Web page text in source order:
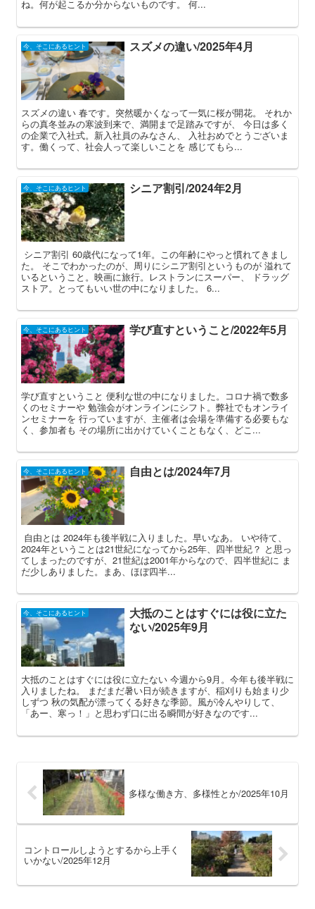
ね。何が起こるか分からないものです。 何...
今、そこにあるヒント スズメの違い/2025年4月
スズメの違い 春です。突然暖かくなって一気に桜が開花。 それか
らの真冬並みの寒波到来で、満開まで足踏みですが、 今日は多く
の企業で入社式。新入社員のみなさん、 入社おめでとうございま
す。働くって、社会人って楽しいことを 感じてもら...
今、そこにあるヒント シニア割引/2024年2月
シニア割引 60歳代になって1年。この年齢にやっと慣れてきまし
た。 そこでわかったのが、周りにシニア割引というものが 溢れて
いるということ。映画に旅行。レストランにスーパー、 ドラッグ
ストア。とってもいい世の中になりました。 6...
今、そこにあるヒント 学び直すということ/2022年5月
学び直すということ 便利な世の中になりました。コロナ禍で数多
くのセミナーや 勉強会がオンラインにシフト。弊社でもオンライ
ンセミナーを 行っていますが、主催者は会場を準備する必要もな
く、参加者も その場所に出かけていくこともなく、どこ...
今、そこにあるヒント 自由とは/2024年7月
自由とは 2024年も後半戦に入りました。早いなあ。 いや待て、
2024年ということは21世紀になってから25年、四半世紀？ と思っ
てしまったのですが、21世紀は2001年からなので、四半世紀に ま
だ少しありました。まあ、ほぼ四半...
今、そこにあるヒント
大抵のことはすぐには役に立た
ない/2025年9月
大抵のことはすぐには役に立たない 今週から9月。今年も後半戦に
入りましたね。 まだまだ暑い日が続きますが、稲刈りも始まり少
しずつ 秋の気配が漂ってくる好きな季節。風が冷んやりして、
「あー、寒っ！」と思わず口に出る瞬間が好きなのです...
多様な働き方、多様性とか/2025年10月
コントロールしようとするから上手く
いかない/2025年12月